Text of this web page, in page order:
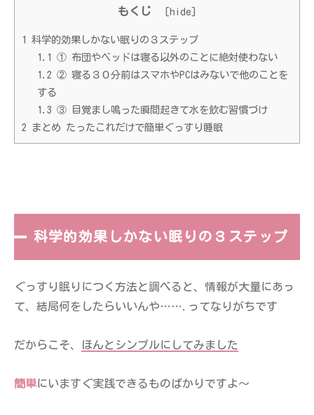
もくじ [hide]
1
科学的効果しかない眠りの３ステップ
1.1
① 布団やベッドは寝る以外のことに絶対使わない
1.2 ② 寝る３０分前はスマホやPCはみないで他のことを
する
1.3 ③ 目覚まし鳴った瞬間起きて水を飲む習慣づけ
2 まとめ たったこれだけで簡単ぐっすり睡眠
科学的効果しかない眠りの３ステップ
ぐっすり眠りにつく方法と調べると、情報が大量にあっ
て、結局何をしたらいいんや…….ってなりがちです
だからこそ、 ほんとシンプルにしてみました
簡単にいますぐ実践できるものばかりですよ〜